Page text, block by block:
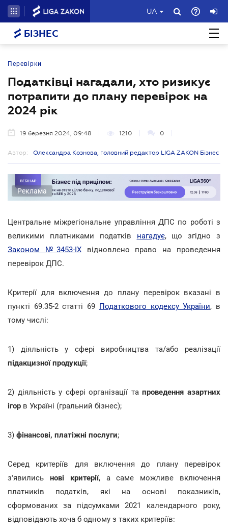
UA
БІЗНЕС
Перевірки
Податківці нагадали, хто ризикує
потрапити до плану перевірок на
2024 рік
19 березня 2024, 09:48 1210 0
Автор: Олександра Кознова, головний редактор LIGA ZAKON Бізнес
Реклама
Центральне міжрегіональне управління ДПС по роботі з
великими платниками податків нагадує, що згідно з
Законом №3453-ІХвідновлено право на проведення
перевірок ДПС.
Критерії для включення до плану перевірок вказані в
пункті 69.35-2 статті 69 Податкового кодексу України, в
тому числі:
1) діяльність у сфері виробництва та/або реалізації
підакцизної продукції;
2) діяльність у сфері організації тапроведення азартних
ігор в Україні (гральний бізнес);
3) фінансові, платіжні послуги;
Серед критеріїв для включення до плану перевірок
з'явились нові критерії, а саме можливе включення
платників податків, які на основі показників,
сформованих за підсумками 2021 календарного року,
відповідають хоча б одному з таких критеріїв: